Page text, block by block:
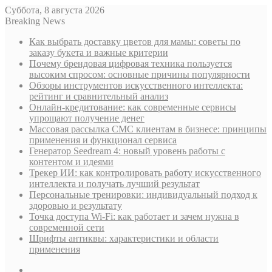
Суббота, 8 августа 2026
Breaking News
Как выбрать доставку цветов для мамы: советы по
заказу букета и важные критерии
Почему брендовая цифровая техника пользуется
высоким спросом: основные причины популярности
Обзоры инструментов искусственного интеллекта:
рейтинг и сравнительный анализ
Онлайн-кредитование: как современные сервисы
упрощают получение денег
Массовая рассылка СМС клиентам в бизнесе: принципы
применения и функционал сервиса
Генератор Seedream 4: новый уровень работы с
контентом и идеями
Трекер ИИ: как контролировать работу искусственного
интеллекта и получать лучший результат
Персональные тренировки: индивидуальный подход к
здоровью и результату
Точка доступа Wi-Fi: как работает и зачем нужна в
современной сети
Шрифты антиквы: характеристики и области
применения